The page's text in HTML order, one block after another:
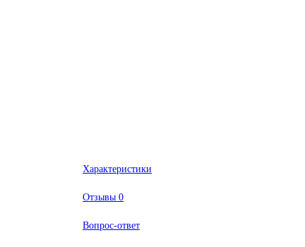
Характеристики
Отзывы 0
Вопрос-ответ